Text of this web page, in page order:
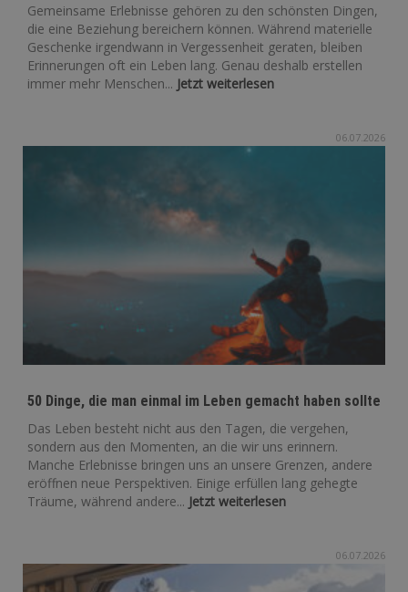
Gemeinsame Erlebnisse gehören zu den schönsten Dingen,
die eine Beziehung bereichern können. Während materielle
Geschenke irgendwann in Vergessenheit geraten, bleiben
Erinnerungen oft ein Leben lang. Genau deshalb erstellen
immer mehr Menschen... Jetzt weiterlesen
06.07.2026
50 Dinge, die man einmal im Leben gemacht haben sollte
Das Leben besteht nicht aus den Tagen, die vergehen,
sondern aus den Momenten, an die wir uns erinnern.
Manche Erlebnisse bringen uns an unsere Grenzen, andere
eröffnen neue Perspektiven. Einige erfüllen lang gehegte
Träume, während andere... Jetzt weiterlesen
06.07.2026